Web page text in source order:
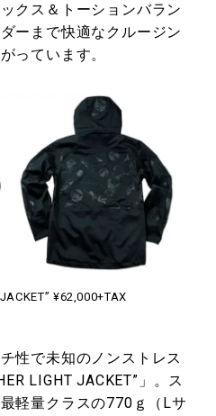
クス＆トーションバラン
ーまで快適なクルージン
っています。
¥62,000+TAX
性で未知のノンストレス
LIGHT JACKET”」。ス
軽量クラスの770ｇ（Lサ